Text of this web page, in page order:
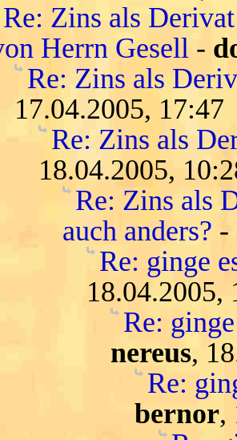
Re: Zins als
Herrn Gesell -
Re: Zins als
17.04.2005, 17:47
Re: Zins als
18.04.2005,
Re: Zins als
auch anders? -
Re: ginge
18.04.2005,
Re:
nereus,
Re:
bernor,